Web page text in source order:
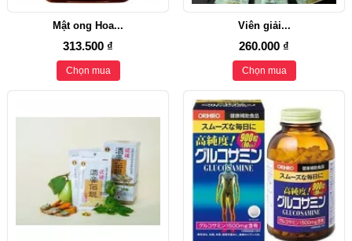
Mật ong Hoa...
313.500 ₫
Chọn mua
Viên giải...
260.000 ₫
Chọn mua